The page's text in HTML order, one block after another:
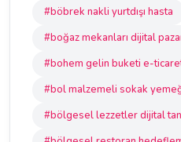
#böbrek nakli yurtdışı hasta
#boğaz mekanları dijital
#bohem gelin buketi e-
#bol malzemeli sokak
#bölgesel lezzetler dijital